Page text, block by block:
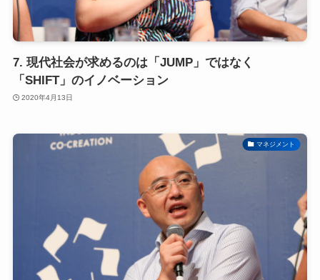
7. 現代社会が求めるのは「JUMP」ではなく
「SHIFT」のイノベーション
2020年4月13日
マネジメント